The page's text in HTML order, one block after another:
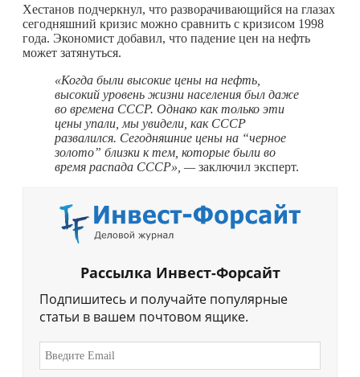
Хестанов подчеркнул, что разворачивающийся на глазах
сегодняшний кризис можно сравнить с кризисом 1998
года. Экономист добавил, что падение цен на нефть
может затянуться.
«Когда были высокие цены на нефть,
высокий уровень жизни населения был даже
во времена СССР. Однако как только эти
цены упали, мы увидели, как СССР
развалился. Сегодняшние цены на “черное
золото” близки к тем, которые были во
время распада СССР», —заключил эксперт.
Рассылка Инвест-Форсайт
Подпишитесь и получайте популярные
статьи в вашем почтовом ящике.